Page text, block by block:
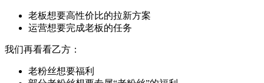
老板想要高性价比的拉新方案
运营想要完成老板的任务
我们再看看乙方：
老粉丝想要福利